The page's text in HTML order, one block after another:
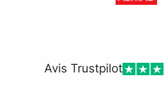
Avis Trustpilot